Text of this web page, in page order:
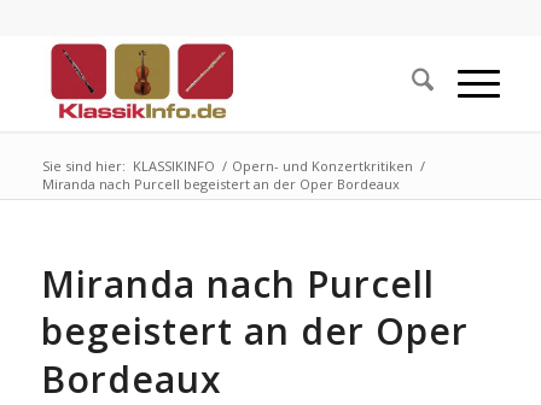
Sie sind hier: KLASSIKINFO / Opern- und Konzertkritiken /
Miranda nach Purcell begeistert an der Oper Bordeaux
Miranda nach Purcell
begeistert an der Oper
Bordeaux